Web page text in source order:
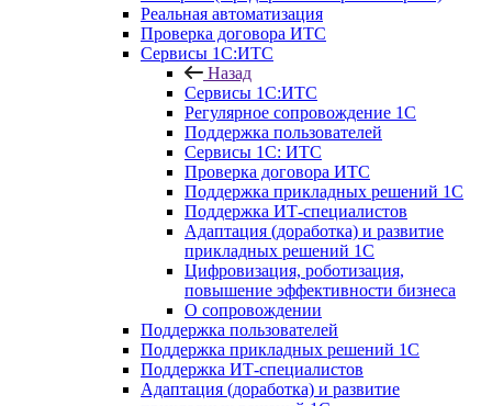
Реальная автоматизация
Проверка договора ИТС
Сервисы 1С:ИТС
Назад
Сервисы 1С:ИТС
Регулярное сопровождение 1С
Поддержка пользователей
Сервисы 1С: ИТС
Проверка договора ИТС
Поддержка прикладных решений 1С
Поддержка ИТ-специалистов
Адаптация (доработка) и развитие
прикладных решений 1С
Цифровизация, роботизация,
повышение эффективности бизнеса
О сопровождении
Поддержка пользователей
Поддержка прикладных решений 1С
Поддержка ИТ-специалистов
Адаптация (доработка) и развитие